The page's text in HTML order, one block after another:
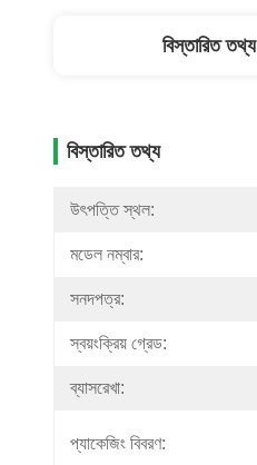
বিস্তারিত তথ্য
বিস্তারিত তথ্য
উৎপত্তি স্থল:
মডেল নম্বার:
সনদপত্র:
স্বয়ংক্রিয় গ্রেড:
ব্যাসরেখা:
প্যাকেজিং বিবরণ: